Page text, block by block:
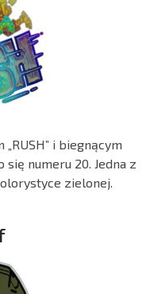
i biegnącym
numeru 20. Jedna z
zielonej.